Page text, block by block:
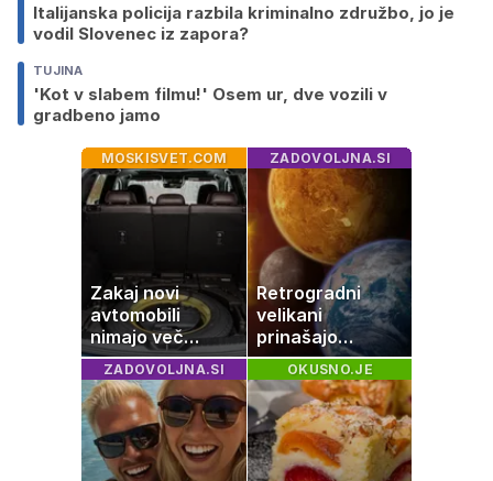
Italijanska policija razbila kriminalno združbo, jo je
vodil Slovenec iz zapora?
TUJINA
'Kot v slabem filmu!' Osem ur, dve vozili v
gradbeno jamo
MOSKISVET.COM
Zakaj novi
avtomobili
nimajo več
rezervne gume?
ZADOVOLJNA.SI
Retrogradni
velikani
prinašajo
pomembne
premike – kaj
pomeni, da so
Saturn, Neptun
in Pluton hkrati
retrogradni?
ZADOVOLJNA.SI OKUSNO.JE